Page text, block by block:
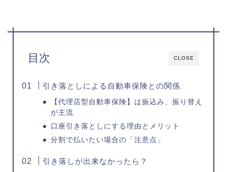
CLOSE
目次
引き落としによる自動車保険との関係
【代理店型自動車保険】は振込み、振り替え
が主流
口座引き落としにする理由とメリット
分割で払いたい場合の「注意点」
引き落しが出来なかったら？